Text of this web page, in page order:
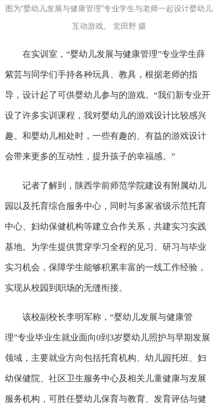
图为“婴幼儿发展与健康管理”专业学生与老师一起设计婴幼儿
互动游戏。 党田野 摄
在实训室，“婴幼儿发展与健康管理”专业学生薛
紫芸与同学们手持各种玩具、教具，根据老师的指
导，设计起了可供婴幼儿参与的游戏。“我们新专业开
设了许多实训课程，我对婴幼儿的游戏设计比较感兴
趣。和婴幼儿相处时，一些有趣的、有益的游戏设计
会带来更多的互动性，提升孩子的幸福感。”
记者了解到，陕西学前师范学院建设有附属幼儿
园以及托育综合服务中心，同时与多家省级示范托育
中心、妇幼保健机构等建立合作关系，共建实习实践
基地。为学生提供贯穿学习全程的见习、研习与毕业
实习机会，保障学生能够积累丰富的一线工作经验，
实现从校园到职场的无缝衔接。
该校副校长李明军称，“婴幼儿发展与健康管
理”专业毕业生就业面向0到3岁婴幼儿照护与早期发展
领域，主要就业方向包括托育机构、幼儿园托班、妇
幼保健院、社区卫生服务中心及相关儿童健康与发展
服务机构，可胜任婴幼儿保育与教育、发育评估与健